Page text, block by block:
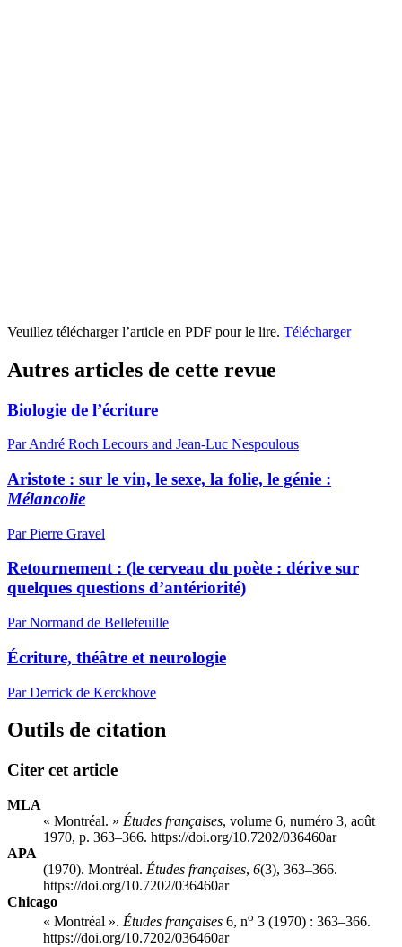
Veuillez télécharger l’article en PDF pour le lire. Télécharger
Autres articles de cette revue
Biologie de l’écriture
Par André Roch Lecours and Jean-Luc Nespoulous
Aristote : sur le vin, le sexe, la folie, le génie :
Mélancolie
Par Pierre Gravel
Retournement : (le cerveau du poète : dérive sur
quelques questions d’antériorité)
Par Normand de Bellefeuille
Écriture, théâtre et neurologie
Par Derrick de Kerckhove
Outils de citation
Citer cet article
MLA
« Montréal. » Études françaises, volume 6, numéro 3, août
1970, p. 363–366. https://doi.org/10.7202/036460ar
APA
(1970). Montréal. Études françaises, 6(3), 363–366.
https://doi.org/10.7202/036460ar
Chicago
« Montréal ». Études françaises 6, no 3 (1970) : 363–366.
https://doi.org/10.7202/036460ar